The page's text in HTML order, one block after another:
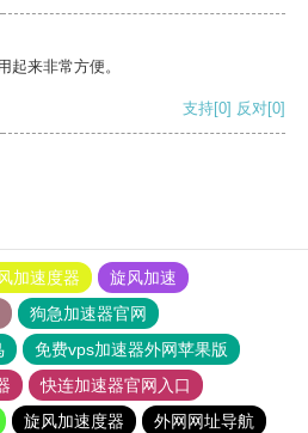
起来非常方便。
支持[0] 反对[0]
加速度器
旋风加速
狗急加速器官网
免费vps加速器外网苹果版
快连加速器官网入口
旋风加速度器
外网网址导航